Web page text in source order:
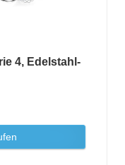
4, Edelstahl-